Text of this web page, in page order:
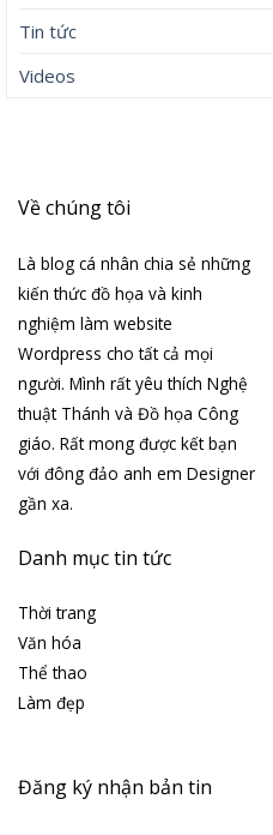
Tin tức
Videos
Về chúng tôi
Là blog cá nhân chia sẻ những
kiến thức đồ họa và kinh
nghiệm làm website
Wordpress cho tất cả mọi
người. Mình rất yêu thích Nghệ
thuật Thánh và Đồ họa Công
giáo. Rất mong được kết bạn
với đông đảo anh em Designer
gần xa.
Danh mục tin tức
Thời trang
Văn hóa
Thể thao
Làm đẹp
Đăng ký nhận bản tin